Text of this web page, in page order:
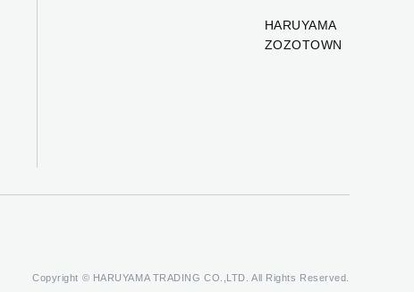
HARUYAMA
ZOZOTOWN
Copyright © HARUYAMA TRADING CO.,LTD. All Rights Reserved.